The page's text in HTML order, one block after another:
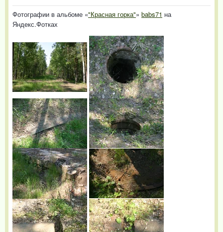
Изменено6 августа, 2012пользователем
Упомянуть пользователя
Стадник А.Н. 70
Модератор форума
13523 публикации
Опубликовано:13 марта, 2012